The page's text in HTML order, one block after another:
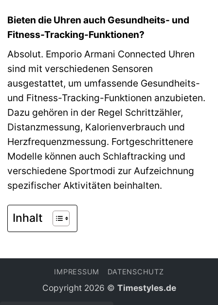
Bieten die Uhren auch Gesundheits- und
Fitness-Tracking-Funktionen?
Absolut. Emporio Armani Connected Uhren
sind mit verschiedenen Sensoren
ausgestattet, um umfassende Gesundheits-
und Fitness-Tracking-Funktionen anzubieten.
Dazu gehören in der Regel Schrittzähler,
Distanzmessung, Kalorienverbrauch und
Herzfrequenzmessung. Fortgeschrittenere
Modelle können auch Schlaftracking und
verschiedene Sportmodi zur Aufzeichnung
spezifischer Aktivitäten beinhalten.
Inhalt
IMPRESSUM DATENSCHUTZ
Copyright 2026 © Timestyles.de